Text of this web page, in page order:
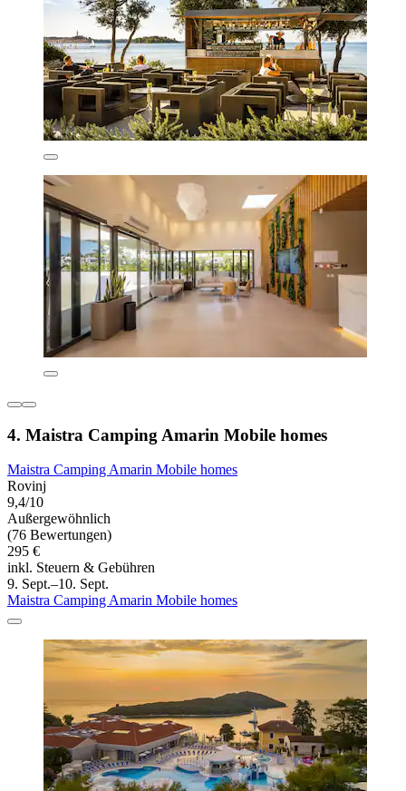
4. Maistra Camping Amarin Mobile homes
Maistra Camping Amarin Mobile homes
Rovinj
9,4/10
Außergewöhnlich
(76 Bewertungen)
295 €
inkl. Steuern & Gebühren
9. Sept.–10. Sept.
Maistra Camping Amarin Mobile homes